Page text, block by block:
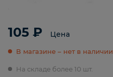
105 ₽ Цена
В магазине – нет в наличии
На складе более 10 шт.